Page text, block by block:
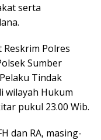
serta
Polres
Sumber
Tindak
wilayah Hukum
pukul 23.00 Wib.
dan RA, masing-